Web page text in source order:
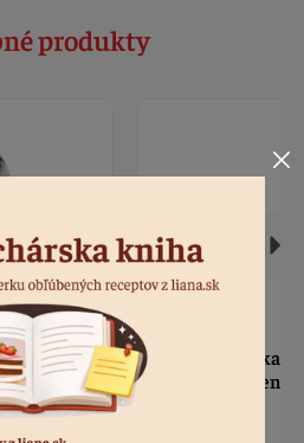
produkty
Zdobiaca špička 15 cípov
hviezda otvorená 6B
Wilton